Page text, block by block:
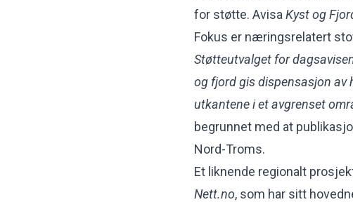
for støtte. Avisa Kyst og
Fokus er næringsrelatert
Støtteutvalget for
og fjord gis dispensasjon av
utkantene i et avgrenset
begrunnet med at
Nord-Troms.
Et liknende regionalt
Nett.no, som har sitt